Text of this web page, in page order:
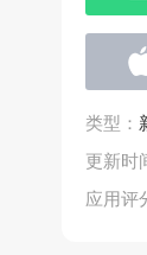
类型：
更新时
应用评